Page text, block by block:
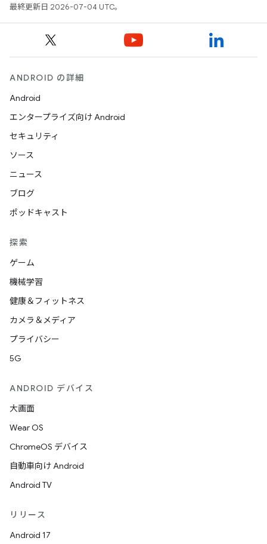
最終更新日 2026-07-04 UTC。
ANDROID の詳細
Android
エンタープライズ向け Android
セキュリティ
ソース
ニュース
ブログ
ポッドキャスト
探索
ゲーム
機械学習
健康＆フィットネス
カメラ＆メディア
プライバシー
5G
ANDROID デバイス
大画面
Wear OS
ChromeOS デバイス
自動車向け Android
Android TV
リリース
Android 17